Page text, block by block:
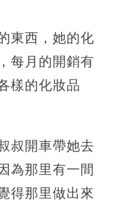
東西，她的化
每月的開銷有
樣的化妝品
叔開車帶她去
為那里有一間
得那里做出來